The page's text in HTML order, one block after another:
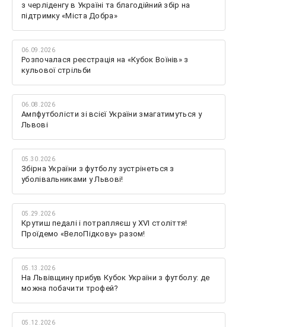
з черліденгу в Україні та благодійний збір на
підтримку «Міста Добра»
06.09.2026
Розпочалася реєстрація на «Кубок Воїнів» з
кульової стрільби
06.08.2026
Ампфутболісти зі всієї України змагатимуться у
Львові
05.30.2026
Збірна України з футболу зустрінеться з
уболівальниками у Львові!
05.29.2026
Крутиш педалі і потрапляєш у XVI століття!
Проїдемо «ВелоПідкову» разом!
05.13.2026
На Львівщину прибув Кубок України з футболу: де
можна побачити трофей?
05.12.2026